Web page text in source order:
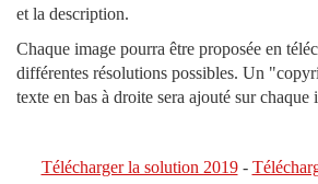
et la description.
Chaque image pourra être proposée en
différentes résolutions possibles. Un
texte en bas à droite sera ajouté sur chaque
Télécharger la solution 2019-